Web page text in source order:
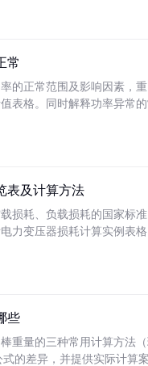
常
的正常范围及影响因素，
表格。同时解释功率异常
表及计算方法
损耗、负载损耗的国家标
力变压器损耗计算实例表
些
重量的三种常用计算方法
式的差异，并提供实际计